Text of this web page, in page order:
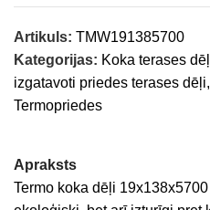
Artikuls: TMW191385700
Kategorijas: Koka terases
izgatavoti priedes terases dēļi,
Termopriedes
Apraksts
Termo koka dēļi